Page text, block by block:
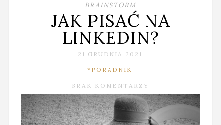
BRAINSTORM
JAK PISAĆ NA
LINKEDIN?
21 GRUDNIA 2021
*PORADNIK
BRAK KOMENTARZY